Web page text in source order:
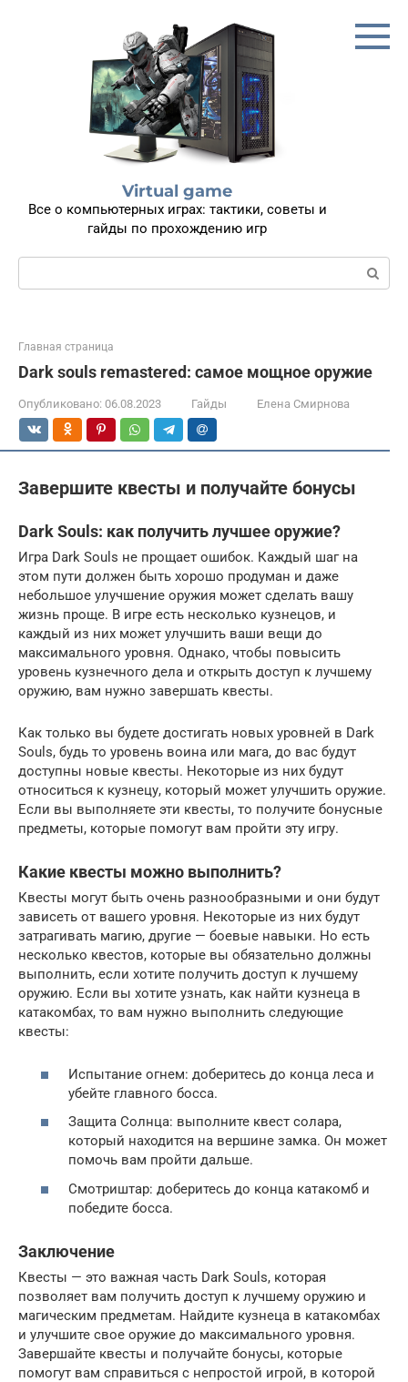
Virtual game
Все о компьютерных играх: тактики, советы и
гайды по прохождению игр
Поиск:
Главная страница
Dark souls remastered: самое мощное оружие
Опубликовано: 06.08.2023 Гайды Елена Смирнова
Завершите квесты и получайте бонусы
Dark Souls: как получить лучшее оружие?
Игра Dark Souls не прощает ошибок. Каждый шаг на
этом пути должен быть хорошо продуман и даже
небольшое улучшение оружия может сделать вашу
жизнь проще. В игре есть несколько кузнецов, и
каждый из них может улучшить ваши вещи до
максимального уровня. Однако, чтобы повысить
уровень кузнечного дела и открыть доступ к лучшему
оружию, вам нужно завершать квесты.
Как только вы будете достигать новых уровней в Dark
Souls, будь то уровень воина или мага, до вас будут
доступны новые квесты. Некоторые из них будут
относиться к кузнецу, который может улучшить оружие.
Если вы выполняете эти квесты, то получите бонусные
предметы, которые помогут вам пройти эту игру.
Какие квесты можно выполнить?
Квесты могут быть очень разнообразными и они будут
зависеть от вашего уровня. Некоторые из них будут
затрагивать магию, другие — боевые навыки. Но есть
несколько квестов, которые вы обязательно должны
выполнить, если хотите получить доступ к лучшему
оружию. Если вы хотите узнать, как найти кузнеца в
катакомбах, то вам нужно выполнить следующие
квесты:
Испытание огнем: доберитесь до конца леса и
убейте главного босса.
Защита Солнца: выполните квест солара,
который находится на вершине замка. Он может
помочь вам пройти дальше.
Смотриштар: доберитесь до конца катакомб и
победите босса.
Заключение
Квесты — это важная часть Dark Souls, которая
позволяет вам получить доступ к лучшему оружию и
магическим предметам. Найдите кузнеца в катакомбах
и улучшите свое оружие до максимального уровня.
Завершайте квесты и получайте бонусы, которые
помогут вам справиться с непростой игрой, в которой